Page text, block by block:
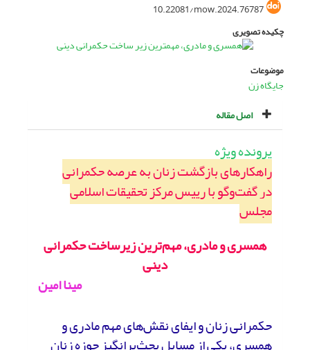
10.22081/mow.2024.76787
چکیده تصویری
موضوعات
جایگاه زن
اصل مقاله
پرونده ویژه
راهکارهای بازگشت زنان به عرصه حکمرانی
در گفت‌وگو با رییس مرکز تحقیقات اسلامی
مجلس
همسری و مادری، مهم‌ترین زیرساخت حکمرانی
دینی
مینا امین
حکمرانی زنان و ایفای نقش‌های مهم مادری و
همسری، یکی از مسایل بحث‌برانگیز حوزه زنان